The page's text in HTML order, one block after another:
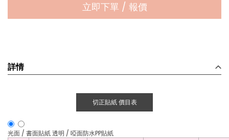
立即下單 / 報價
詳情
切正貼紙 價目表
光面 / 書面貼紙透明 / 啞面防水PP貼紙